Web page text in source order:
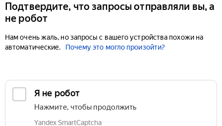
Подтвердите, что запросы отправляли вы, а
не робот
Нам очень жаль, но запросы с вашего устройства похожи на
автоматические.
Почему это могло произойти?